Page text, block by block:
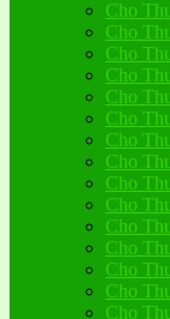
Cho
Cho
Cho
Cho
Cho
Cho
Cho
Cho
Cho
Cho
Cho
Cho
Cho
Cho
Cho